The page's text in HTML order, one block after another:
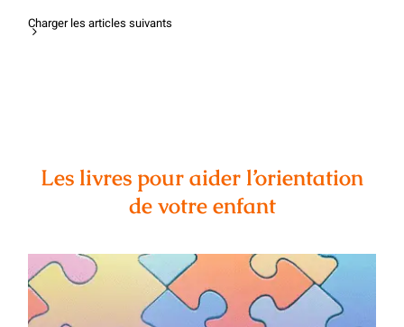
Charger les articles suivants
Les livres pour aider l’orientation
de votre enfant